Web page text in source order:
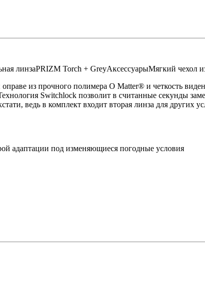
линзаPRIZM Torch + GreyАксессуарыМягкий чехол
из прочного полимера O Matter® и четкость
Switchlock позволит в считанные секунды
ведь в комплект входит вторая линза для других
адаптации под изменяющиеся погодные условия